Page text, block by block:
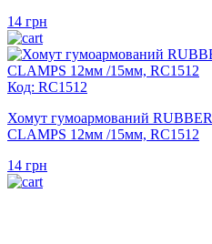
14 грн
Код: RC1512
Хомут гумоармований RUBBER
CLAMPS 12мм /15мм, RC1512
14 грн